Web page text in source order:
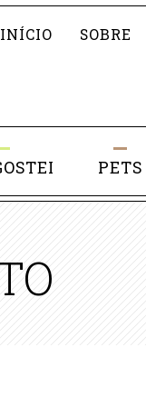
INÍCIO
SOBRE
PETS